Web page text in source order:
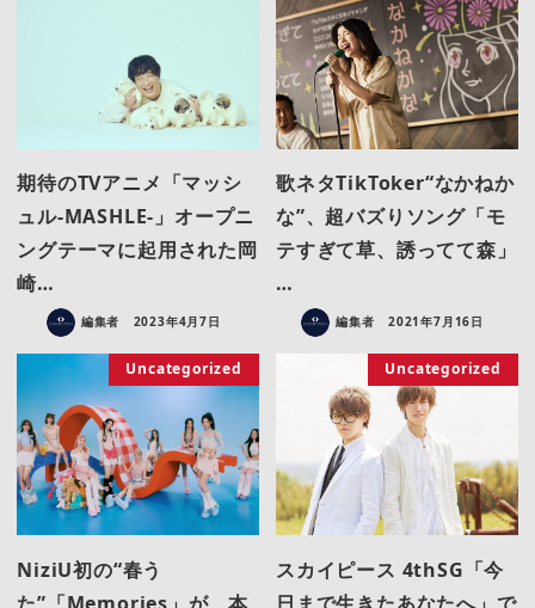
期待のTVアニメ「マッシ
ュル-MASHLE-」オープニ
ングテーマに起用された岡
崎…
編集者 2023年4月7日
歌ネタTikToker“なかねか
な”、超バズりソング「モ
テすぎて草、誘ってて森」
…
編集者 2021年7月16日
Uncategorized
NiziU初の“春う
Uncategorized
スカイピース 4thSG「今